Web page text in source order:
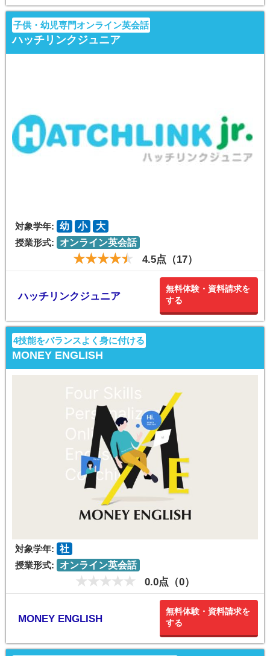
子供・幼児専門オンライン英会話
ハッチリンクジュニア
対象学年: 幼 小
大
授業形式:
オンライン英会話
4.5点（17）
ハッチリンクジュニア
無料体験・資料請求を
する
4技能をバランスよく身に付ける
MONEY ENGLISH
対象学年: 社
授業形式:
オンライン英会話
0.0点（0）
MONEY ENGLISH
無料体験・資料請求を
する